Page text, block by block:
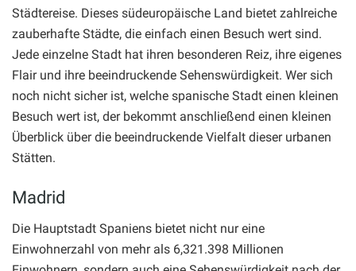
Städtereise. Dieses südeuropäische Land bietet zahlreiche
zauberhafte Städte, die einfach einen Besuch wert sind.
Jede einzelne Stadt hat ihren besonderen Reiz, ihre eigenes
Flair und ihre beeindruckende Sehenswürdigkeit. Wer sich
noch nicht sicher ist, welche spanische Stadt einen kleinen
Besuch wert ist, der bekommt anschließend einen kleinen
Überblick über die beeindruckende Vielfalt dieser urbanen
Stätten.
Madrid
Die Hauptstadt Spaniens bietet nicht nur eine
Einwohnerzahl von mehr als 6,321.398 Millionen